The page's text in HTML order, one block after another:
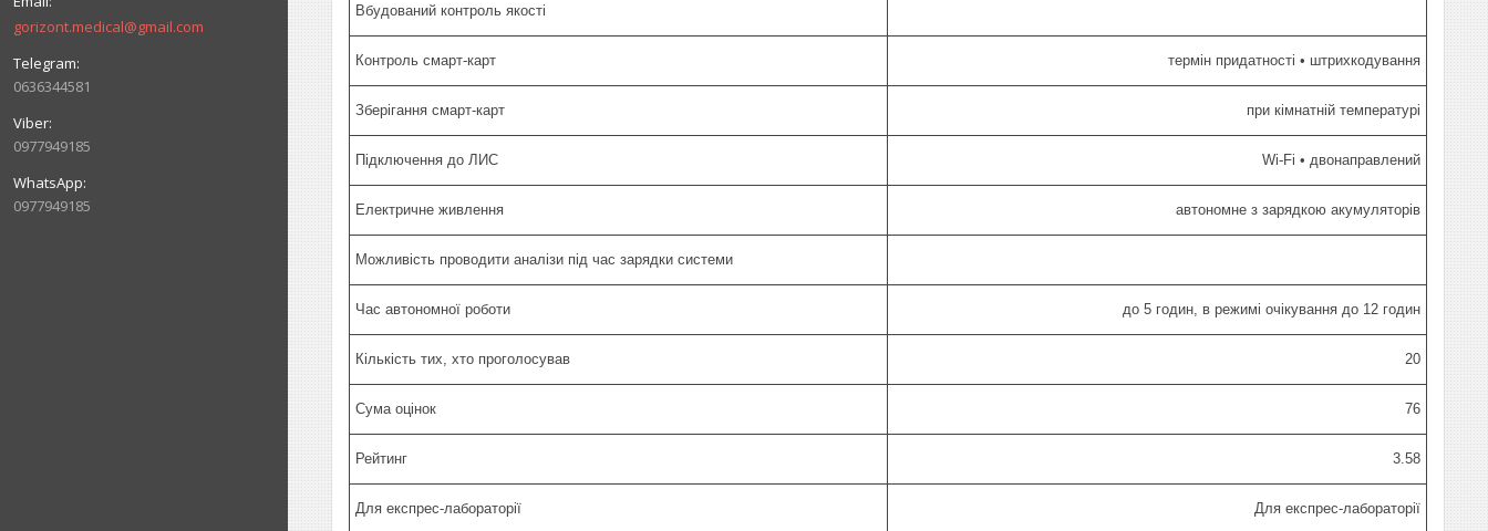
gorizont.medical@gmail.com
0636344581
0977949185
0977949185
Вбудований контроль якості
Контроль смарт-карт термін придатності • штрихкодування
Зберігання смарт-карт при кімнатній температурі
Підключення до ЛИС Wi-Fi • двонаправлений
Електричне живлення автономне з зарядкою акумуляторів
Можливість проводити аналізи під час зарядки системи
Час автономної роботи до 5 годин, в режимі очікування до 12 годин
Кількість тих, хто проголосував 20
Сума оцінок 76
Рейтинг 3.58
Для експрес-лабораторії Для експрес-лабораторії